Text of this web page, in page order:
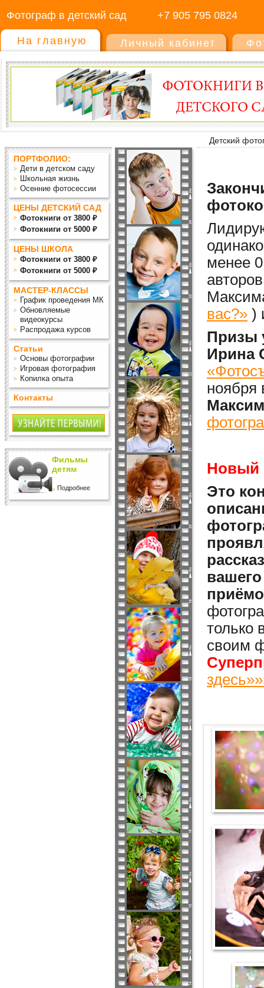
Фотограф в детский сад +7 905 795 0824
На главную Личный кабинет
Детский
ПОРТФОЛИО:
Дети в детском саду
Школьная жизнь
Осенние фотосессии
ЦЕНЫ ДЕТСКИЙ САД
Фотокниги от 3800 ₽
Фотокниги от 5000 ₽
ЦЕНЫ ШКОЛА
Фотокниги от 3800 ₽
Фотокниги от 5000 ₽
МАСТЕР-КЛАССЫ
График проведения МК
Обновляемые
видеокурсы
Распродажа курсов
Статьи
Основы фотографии
Игровая фотография
Копилка опыта
Контакты
Фильмы
детям
Подробнее
менее
авторов
вас?» )
Призы
Ирина
ноября
Новый
Это
только
своим